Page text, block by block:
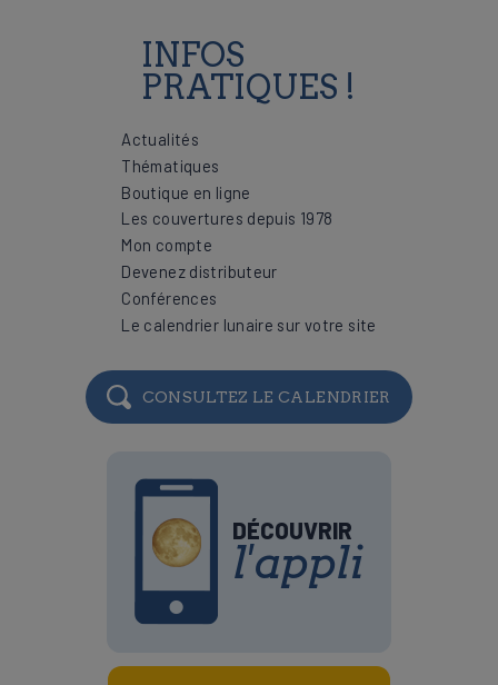
INFOS
PRATIQUES !
Actualités
Thématiques
Boutique en ligne
Les couvertures depuis 1978
Mon compte
Devenez distributeur
Conférences
Le calendrier lunaire sur votre site
CONSULTEZ LE CALENDRIER
DÉCOUVRIR
l'appli